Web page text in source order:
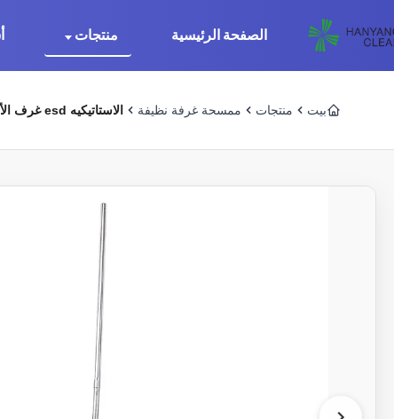
الصفحة الرئيسية منتجات
بيت منتجات ممسحة غرفة نظيفة الاستاتيكيه esd غرف الأبحاث تنظيف ممسحة الأرضيات المسطحة